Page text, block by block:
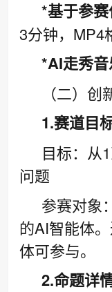
*基于参
3分钟，MP4
*AI走秀
（二）
1.赛道目
目标：从
问题
参赛对象
的AI智能体
体可参与。
2.命题详